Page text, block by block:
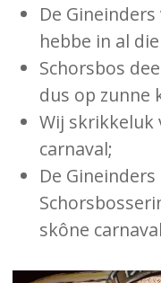
De
hebbe in al
Schorsbos
dus op zunne
Wij skrikkeluk
carnaval;
De
skône